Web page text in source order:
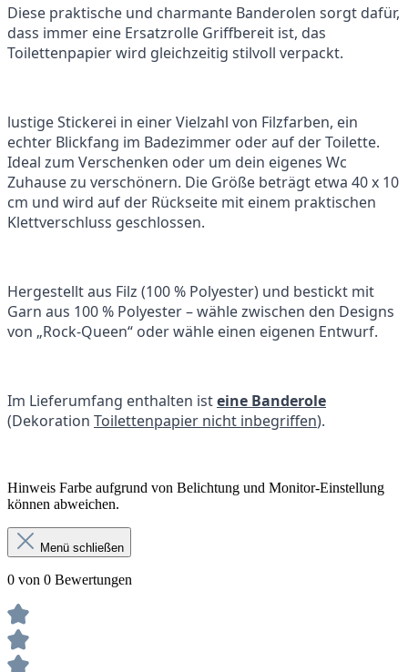
Diese praktische und charmante Banderolen sorgt dafür,
dass immer eine Ersatzrolle Griffbereit ist, das
Toilettenpapier wird gleichzeitig stilvoll verpackt.
lustige Stickerei in einer Vielzahl von Filzfarben, ein
echter Blickfang im Badezimmer oder auf der Toilette.
Ideal zum Verschenken oder um dein eigenes Wc
Zuhause zu verschönern. Die Größe beträgt etwa 40 x 10
cm und wird auf der Rückseite mit einem praktischen
Klettverschluss geschlossen.
Hergestellt aus Filz (100 % Polyester) und bestickt mit
Garn aus 100 % Polyester – wähle zwischen den Designs
von „Rock-Queen“ oder wähle einen eigenen Entwurf.
Im Lieferumfang enthalten isteine Banderole
(Dekoration Toilettenpapier nicht inbegriffen).
Hinweis Farbe aufgrund von Belichtung und Monitor-Einstellung
können abweichen.
Menü schließen
0 von 0 Bewertungen